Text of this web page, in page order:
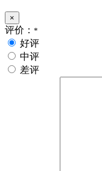
×
评价： *
好评
中评
差评